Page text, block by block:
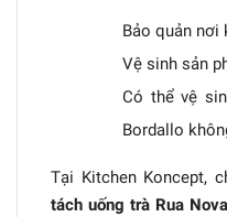
Bảo quản nơi
Vệ sinh sản
Có thể vệ
Bordallo
Tại Kitchen Koncept,
tách uống trà Rua